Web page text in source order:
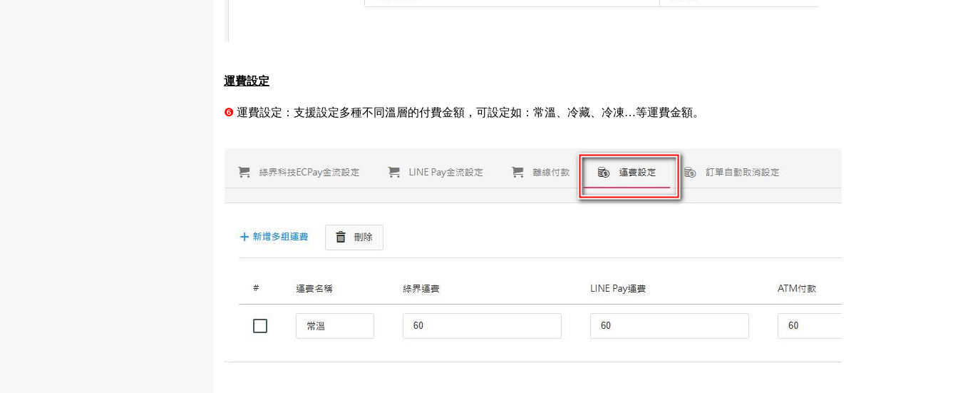
運費設定
❻ 運費設定：支援設定多種不同溫層的付費金額，可設定如：常溫、冷藏、冷凍…等運費金額。